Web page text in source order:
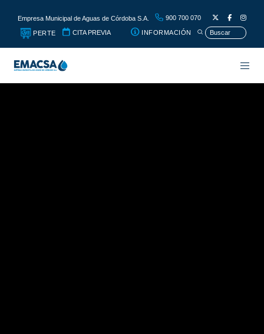
Empresa Municipal de Aguas de Córdoba S.A. 900 700 070
PERTE CITA PREVIA INFORMACIÓN